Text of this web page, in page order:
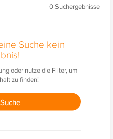
0Suchergebnisse
Suche kein
oder nutze die Filter, um
zu finden!